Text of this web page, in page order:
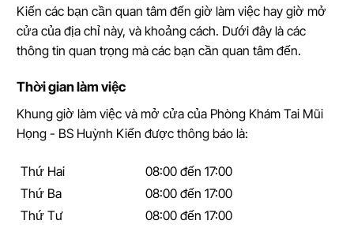
Kiến các bạn cần quan tâm đến giờ làm việc hay giờ mở
cửa của địa chỉ này, và khoảng cách. Dưới đây là các
thông tin quan trọng mà các bạn cần quan tâm đến.
Thời gian làm việc
Khung giờ làm việc và mở cửa của Phòng Khám Tai Mũi
Họng - BS Huỳnh Kiến được thông báo là:
Thứ Hai
08:00 đến 17:00
Thứ Ba
08:00 đến 17:00
Thứ Tư
08:00 đến 17:00